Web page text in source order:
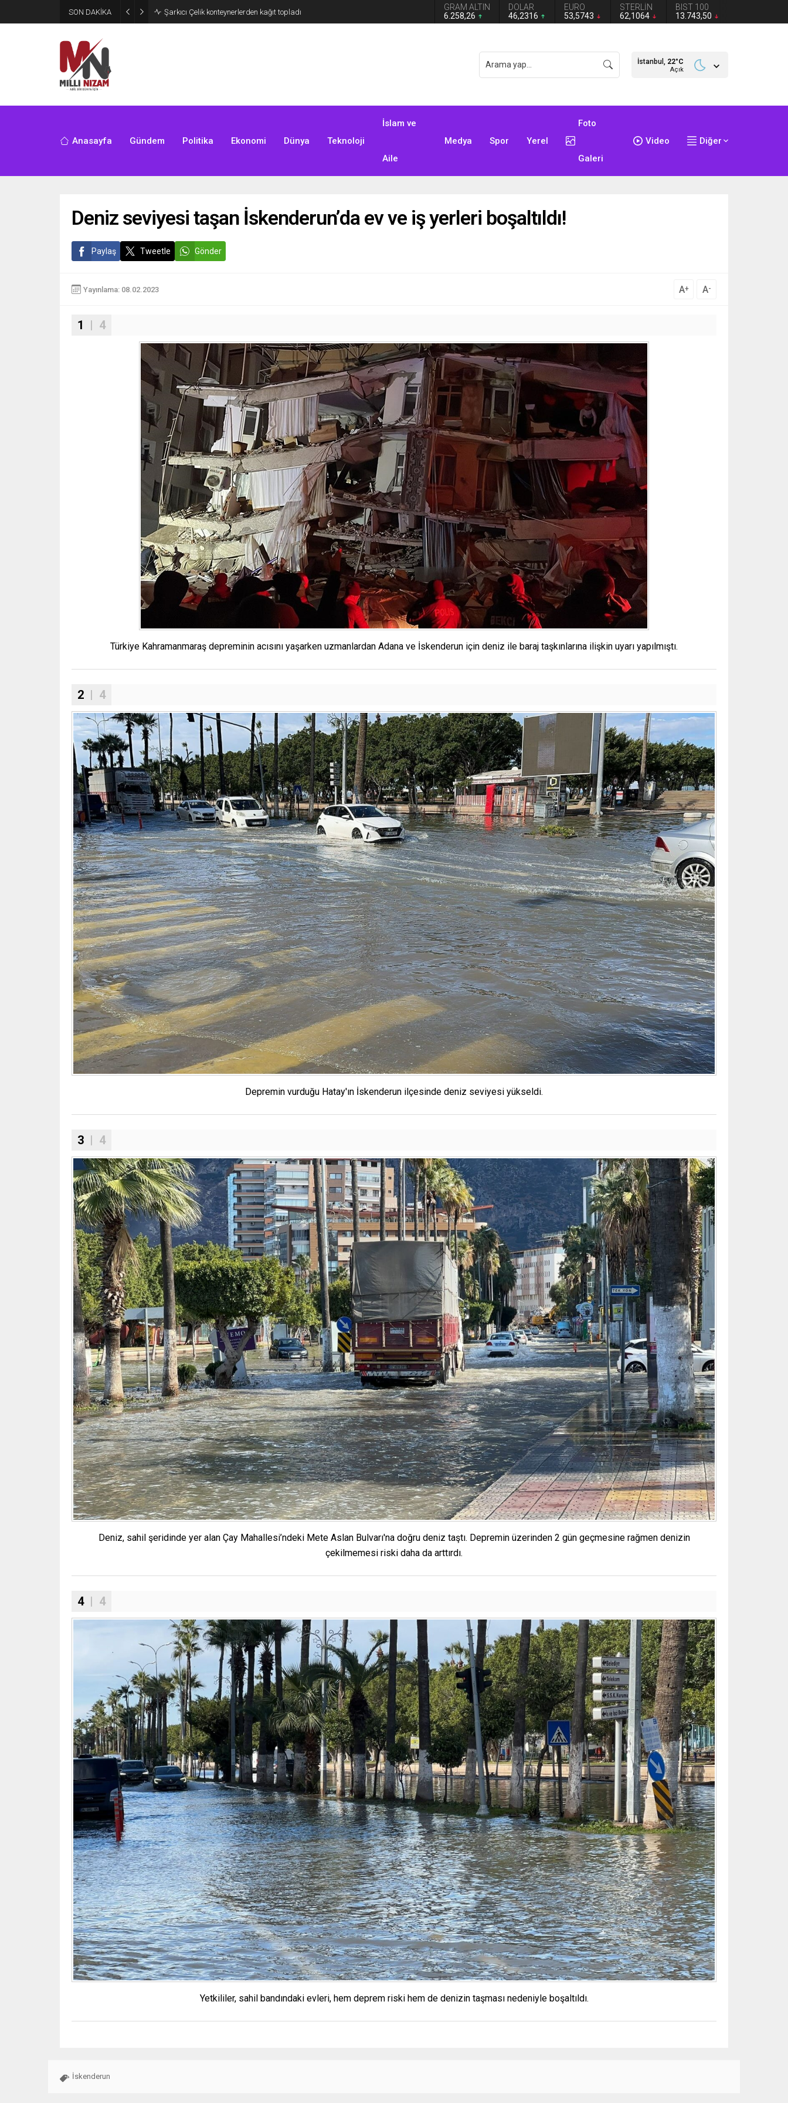
SON DAKİKA İran 2 ülkeyi birden vurdu
GRAM ALTIN
6.258,26
DOLAR
46,2316
EURO
53,5743
STERLİN
62,1064
BIST 100
13.743,50
İstanbul, 22°C
Açık
Anasayfa Gündem Politika Ekonomi Dünya Teknoloji
İslam ve
Aile
Medya Spor Yerel
Foto
Galeri
Video Diğer
Deniz seviyesi taşan İskenderun’da ev ve iş yerleri boşaltıldı!
Paylaş Tweetle Gönder
Yayınlama: 08.02.2023 A+ A-
1 | 4
Türkiye Kahramanmaraş depreminin acısını yaşarken uzmanlardan Adana ve İskenderun için deniz ile baraj taşkınlarına ilişkin uyarı yapılmıştı.
2 | 4
Depremin vurduğu Hatay'ın İskenderun ilçesinde deniz seviyesi yükseldi.
3 | 4
Deniz, sahil şeridinde yer alan Çay Mahallesi’ndeki Mete Aslan Bulvarı'na doğru deniz taştı. Depremin üzerinden 2 gün geçmesine rağmen denizin
çekilmemesi riski daha da arttırdı.
4| 4
Yetkililer, sahil bandındaki evleri, hem deprem riski hem de denizin taşması nedeniyle boşaltıldı.
İskenderun